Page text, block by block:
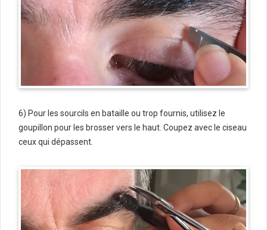
6) Pour les sourcils en bataille ou trop fournis, utilisez le
goupillon pour les brosser vers le haut. Coupez avec le ciseau
ceux qui dépassent.